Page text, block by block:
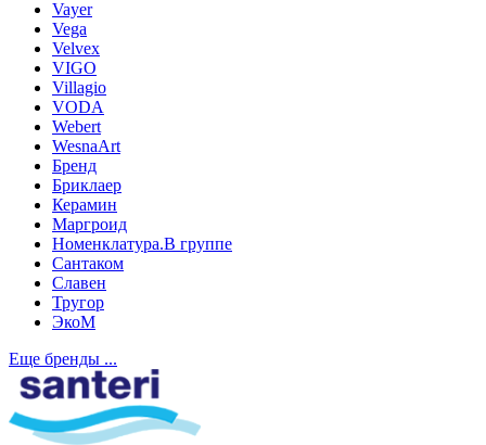
Vayer
Vega
Velvex
VIGO
Villagio
VODA
Webert
WesnaArt
Бренд
Бриклаер
Керамин
Маргроид
Номенклатура.В группе
Сантаком
Славен
Тругор
ЭкоМ
Еще бренды ...